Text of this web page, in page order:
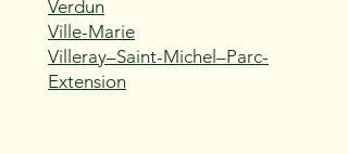
Verdun
Ville-Marie
Villeray–Saint-Michel–Parc-
Extension